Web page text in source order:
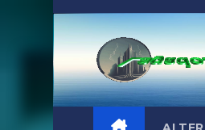
Saltar
al
contenido